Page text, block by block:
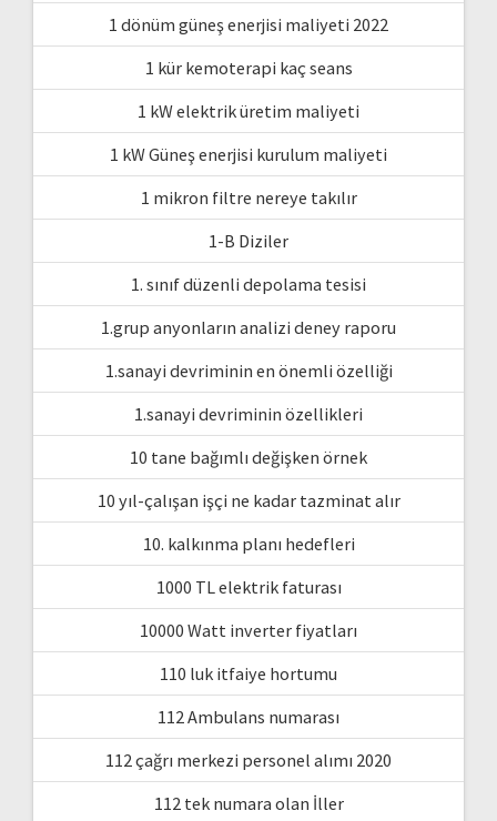
1 dönüm güneş enerjisi maliyeti 2022
1 kür kemoterapi kaç seans
1 kW elektrik üretim maliyeti
1 kW Güneş enerjisi kurulum maliyeti
1 mikron filtre nereye takılır
1-B Diziler
1. sınıf düzenli depolama tesisi
1.grup anyonların analizi deney raporu
1.sanayi devriminin en önemli özelliği
1.sanayi devriminin özellikleri
10 tane bağımlı değişken örnek
10 yıl-çalışan işçi ne kadar tazminat alır
10. kalkınma planı hedefleri
1000 TL elektrik faturası
10000 Watt inverter fiyatları
110 luk itfaiye hortumu
112 Ambulans numarası
112 çağrı merkezi personel alımı 2020
112 tek numara olan İller